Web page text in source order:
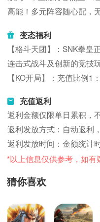
高能！多元阵容随心配，
回归纯粹乐趣！一起重拾
变态福利
【格斗天团】：SNK拳
连击式战斗及创新的竞技
【KO开局】：充值比例1
【万元现金点】：上线再
货、无限续航
【拳皇0.1折】：钻石充值
商城疯狂来袭，商城所有
【极限霸榜】：登录送拳
充值
人气UR暴走八神庵
充值返利
返利金额仅限单日累积，
返利发放方式：自动返利
返利发放时间：金额统计
4：59，次日凌晨5：00重
注：返利货币为:钻石
返利申请是否需要角色id
月卡是否算VIP经验：是
*以上信息仅供参考，如有
猜你喜欢